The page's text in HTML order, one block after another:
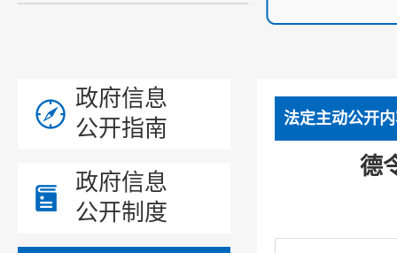
政府信息
公开指南
政府信息
公开制度
法定主动公开
德